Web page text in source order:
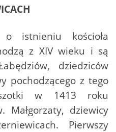
istnieniu kościoła
z XIV wieku i są
dziedziców
pochodzącego z tego
w 1413 roku
Małgorzaty, dziewicy
Pierwszy